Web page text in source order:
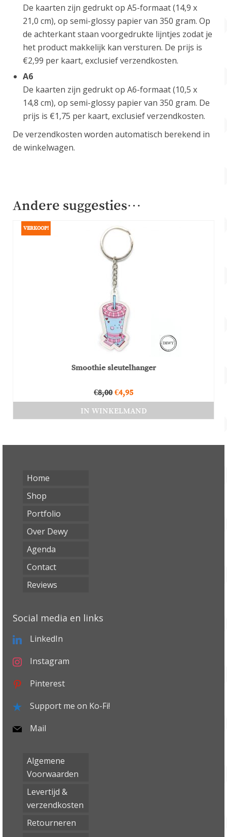
De kaarten zijn gedrukt op A5-formaat (14,9 x
21,0 cm), op semi-glossy papier van 350 gram. Op
de achterkant staan voorgedrukte lijntjes zodat je
het product makkelijk kan versturen. De prijs is
€2,99 per kaart, exclusief verzendkosten.
A6
De kaarten zijn gedrukt op A6-formaat (10,5 x
14,8 cm), op semi-glossy papier van 350 gram. De
prijs is €1,75 per kaart, exclusief verzendkosten.
De verzendkosten worden automatisch berekend in
de winkelwagen.
Andere suggesties…
VERKOOP!
Smoothie sleutelhanger
€8,00 Oorspronkelijke
was:
€4,95Huidige
is:
IN WINKELMAND
Home
Shop
Portfolio
Over Dewy
Agenda
Contact
Reviews
Social media en links
LinkedIn
Instagram
Pinterest
Support me on Ko-Fi!
Mail
Algemene
Voorwaarden
Levertijd &
verzendkosten
Retourneren